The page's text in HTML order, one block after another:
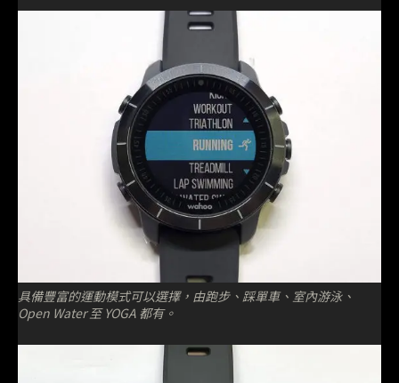
具備豐富的運動模式可以選擇，由跑步、踩單車、室內游泳、
Open Water 至 YOGA 都有。